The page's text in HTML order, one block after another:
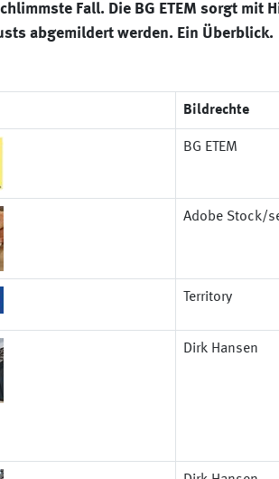
Fall. Die BG ETEM sorgt mit
abgemildert werden. Ein Überblick.
Bildrechte
BG ETEM
Adobe Stock/
Territory
Dirk Hansen